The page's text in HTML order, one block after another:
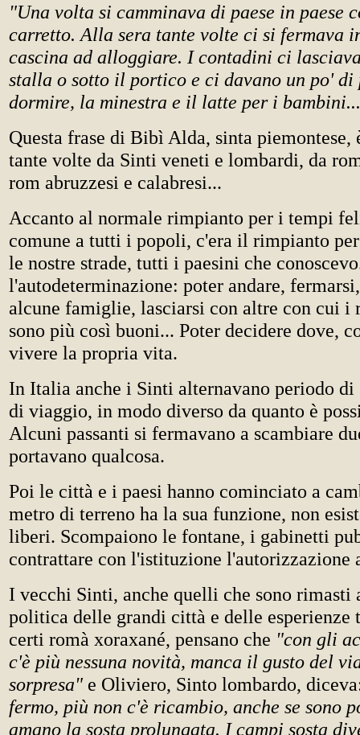
"Una volta si camminava di paese in paese
carretto. Alla sera tante volte ci si fermava
cascina ad alloggiare. I contadini ci
stalla o sotto il portico e ci davano un po' di
dormire, la minestra e il latte per i bambini...
Questa frase di Bibì Alda, sinta piemontese,
tante volte da Sinti veneti e lombardi, da
rom abruzzesi e calabresi...
Accanto al normale rimpianto per i tempi
comune a tutti i popoli, c'era il rimpianto
le nostre strade, tutti i paesini che
l'autodeterminazione: poter andare,
alcune famiglie, lasciarsi con altre con cui i
sono più così buoni... Poter decidere dove,
vivere la propria vita.
In Italia anche i Sinti alternavano periodo di
di viaggio, in modo diverso da quanto è
Alcuni passanti si fermavano a scambiare
portavano qualcosa.
Poi le città e i paesi hanno cominciato a
metro di terreno ha la sua funzione, non
liberi. Scompaiono le fontane, i gabinetti
contrattare con l'istituzione
I vecchi Sinti, anche quelli che sono
politica delle grandi città e delle esperienze
certi romà xoraxané, pensano che "con gli
c'è più nessuna novità, manca il gusto del
sorpresa" e Oliviero, Sinto lombardo,
fermo, più non c'è ricambio, anche se sono
amano la sosta prolungata. I campi sosta